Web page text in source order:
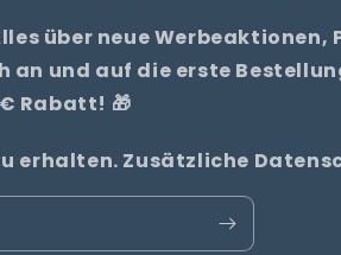
über neue Werbeaktionen,
an und auf die erste
Rabatt! 🎁
erhalten. Zusätzliche